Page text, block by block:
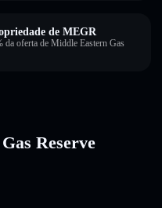
de MEGR
da oferta de Middle Eastern Gas
Reserve